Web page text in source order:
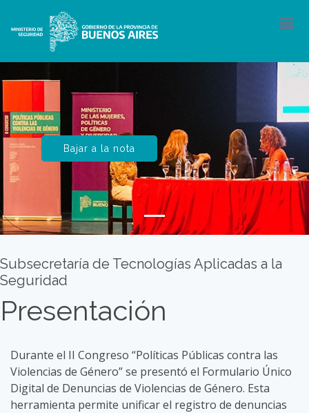
Bajar a la nota
Subsecretaría de Tecnologías Aplicadas a la
Seguridad
Presentación
Durante el II Congreso “Políticas Públicas contra las
Violencias de Género” se presentó el Formulario Único
Digital de Denuncias de Violencias de Género. Esta
herramienta permite unificar el registro de denuncias